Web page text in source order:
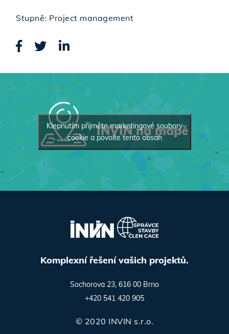
Stupně: Project management
INVIN na mapě
Klepnutím přijměte marketingové soubory
cookie a povolte tento obsah
Komplexní řešení vašich projektů.
Sochorova 23, 616 00 Brno
+420 541 420 905
© 2020 INVIN s.r.o.